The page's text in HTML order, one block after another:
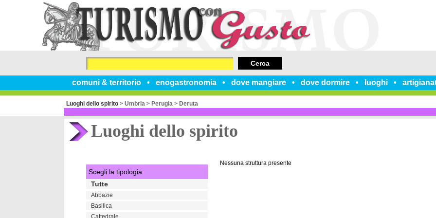
comuni & territorio enogastronomia dove mangiare dove dormire luoghi
Cerca
Luoghi dello spirito > Umbria > Perugia > Deruta
Luoghi dello spirito
Nessuna struttura presente
Scegli la tipologia
Tutte
Abbazie
Basilica
Cattedrale